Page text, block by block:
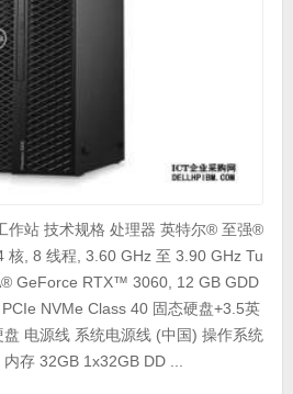
作站 技术规格 处理器 英特尔® 至强®
核, 8 线程, 3.60 GHz 至 3.90 GHz Tu
GeForce RTX™ 3060, 12 GB GDD
NVMe Class 40 固态硬盘+3.5英
电源线 系统电源线 (中国) 操作系统
存 32GB 1x32GB DD ...